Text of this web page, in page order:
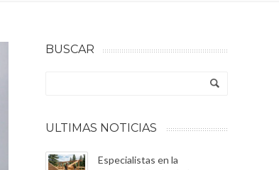
BUSCAR
ULTIMAS NOTICIAS
Especialistas en la